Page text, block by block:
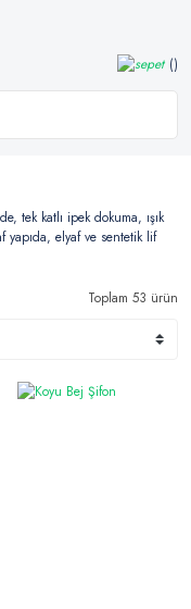
tek katlı ipek dokuma, ışık
elyaf ve sentetik lif
Toplam 53 ürün